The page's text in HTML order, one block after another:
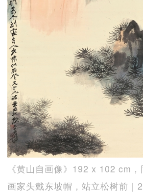
《黄山自画像》192 x 102 cm，
画家头戴东坡帽，站立松树前｜